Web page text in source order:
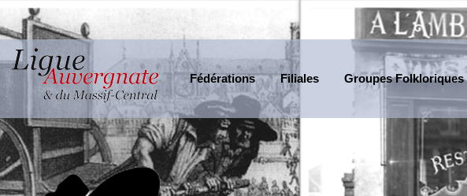
Fédérations Filiales Groupes Folkloriques